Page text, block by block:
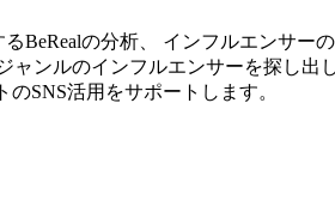
BeRealの分析、 インフルエンサ
ンルのインフルエンサーを探し出
SNS活用をサポートします。